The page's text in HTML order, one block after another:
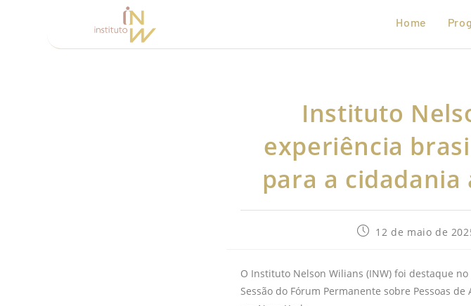
Home
Instituto
experiência
para a cidadania
12 de maio de
O Instituto Nelson Wilians (INW) foi destaque
Sessão do Fórum Permanente sobre Pessoas